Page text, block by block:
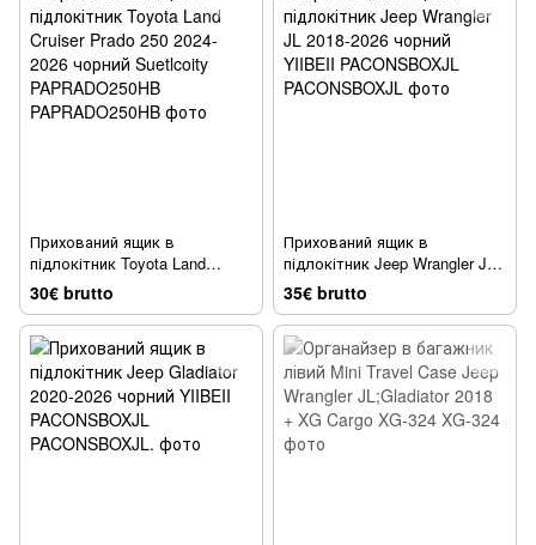
Прихований ящик в
підлокітник Toyota Land
Cruiser Prado 250 2024-2026
чорний Suetlcoity
PAPRADO250HB
30€ brutto
Прихований ящик в
підлокітник Jeep Wrangler JL
2018-2026 чорний YIIBEII
PACONSBOXJL
35€ brutto